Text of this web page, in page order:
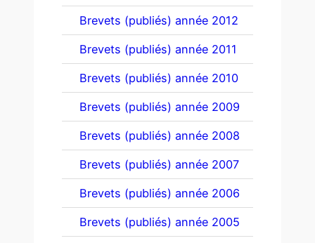
Brevets (publiés) année 2012
Brevets (publiés) année 2011
Brevets (publiés) année 2010
Brevets (publiés) année 2009
Brevets (publiés) année 2008
Brevets (publiés) année 2007
Brevets (publiés) année 2006
Brevets (publiés) année 2005